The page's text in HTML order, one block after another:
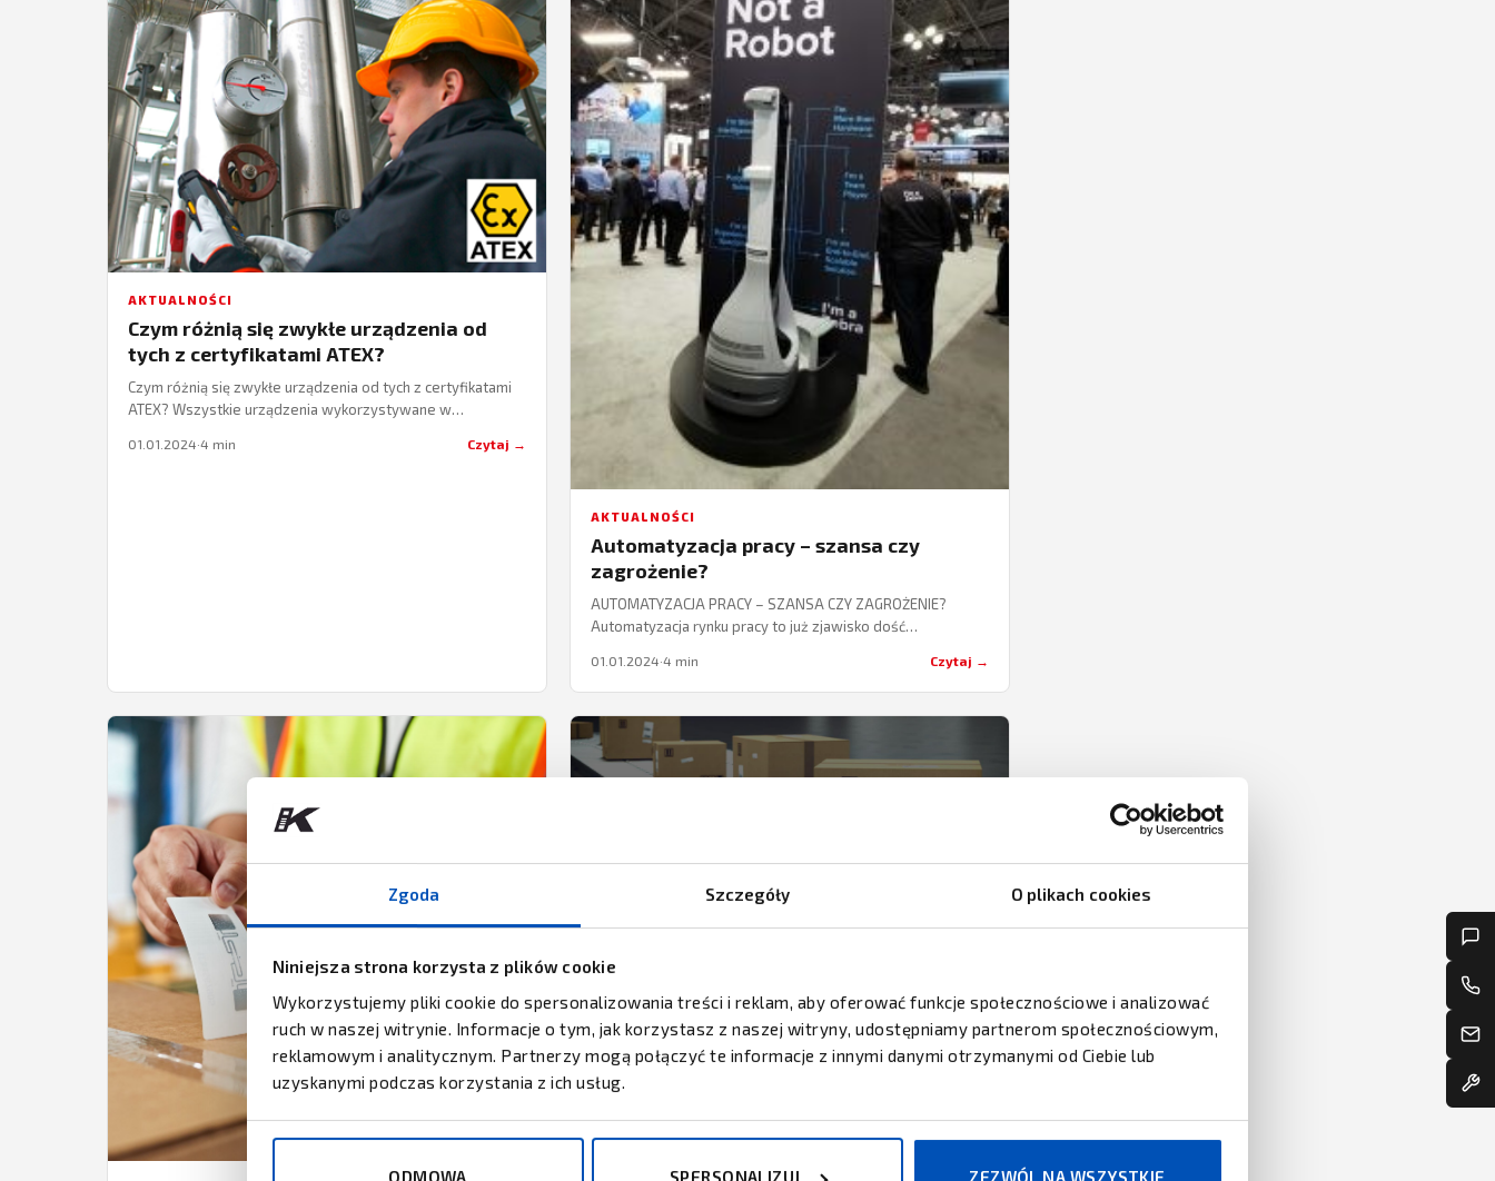
Zgoda Szczegóły O plikach cookies
Niniejsza strona korzysta z plików cookie
Wykorzystujemy pliki cookie do spersonalizowania treści i reklam, aby oferować funkcje społecznościowe i analizować
ruch w naszej witrynie. Informacje o tym, jak korzystasz z naszej witryny, udostępniamy partnerom społecznościowym,
reklamowym i analitycznym. Partnerzy mogą połączyć te informacje z innymi danymi otrzymanymi od Ciebie lub
uzyskanymi podczas korzystania z ich usług.
AKTUALNOŚCI
Czym różnią się zwykłe urządzenia od
tych z certyfikatami ATEX?
Czym różnią się zwykłe urządzenia od tych z certyfikatami
ATEX? Wszystkie urządzenia wykorzystywane w
01.01.2024·4 min Czytaj →
AKTUALNOŚCI
Automatyzacja pracy – szansa czy
zagrożenie?
AUTOMATYZACJA PRACY – SZANSA CZY ZAGROŻENIE?
Automatyzacja rynku pracy to już zjawisko dość
nowych technologii…
01.01.2024·4 min Czytaj →
Systemy do zarządzania etykietami
SYSTEMY DO ZARZĄDZANIA ETYKIETAMI Możliwość
identyfikacji materiałów i towarów jest kluczowa na
poszczególnych etapach łańcucha dostaw, a tym samym
jest podstawą wielu…